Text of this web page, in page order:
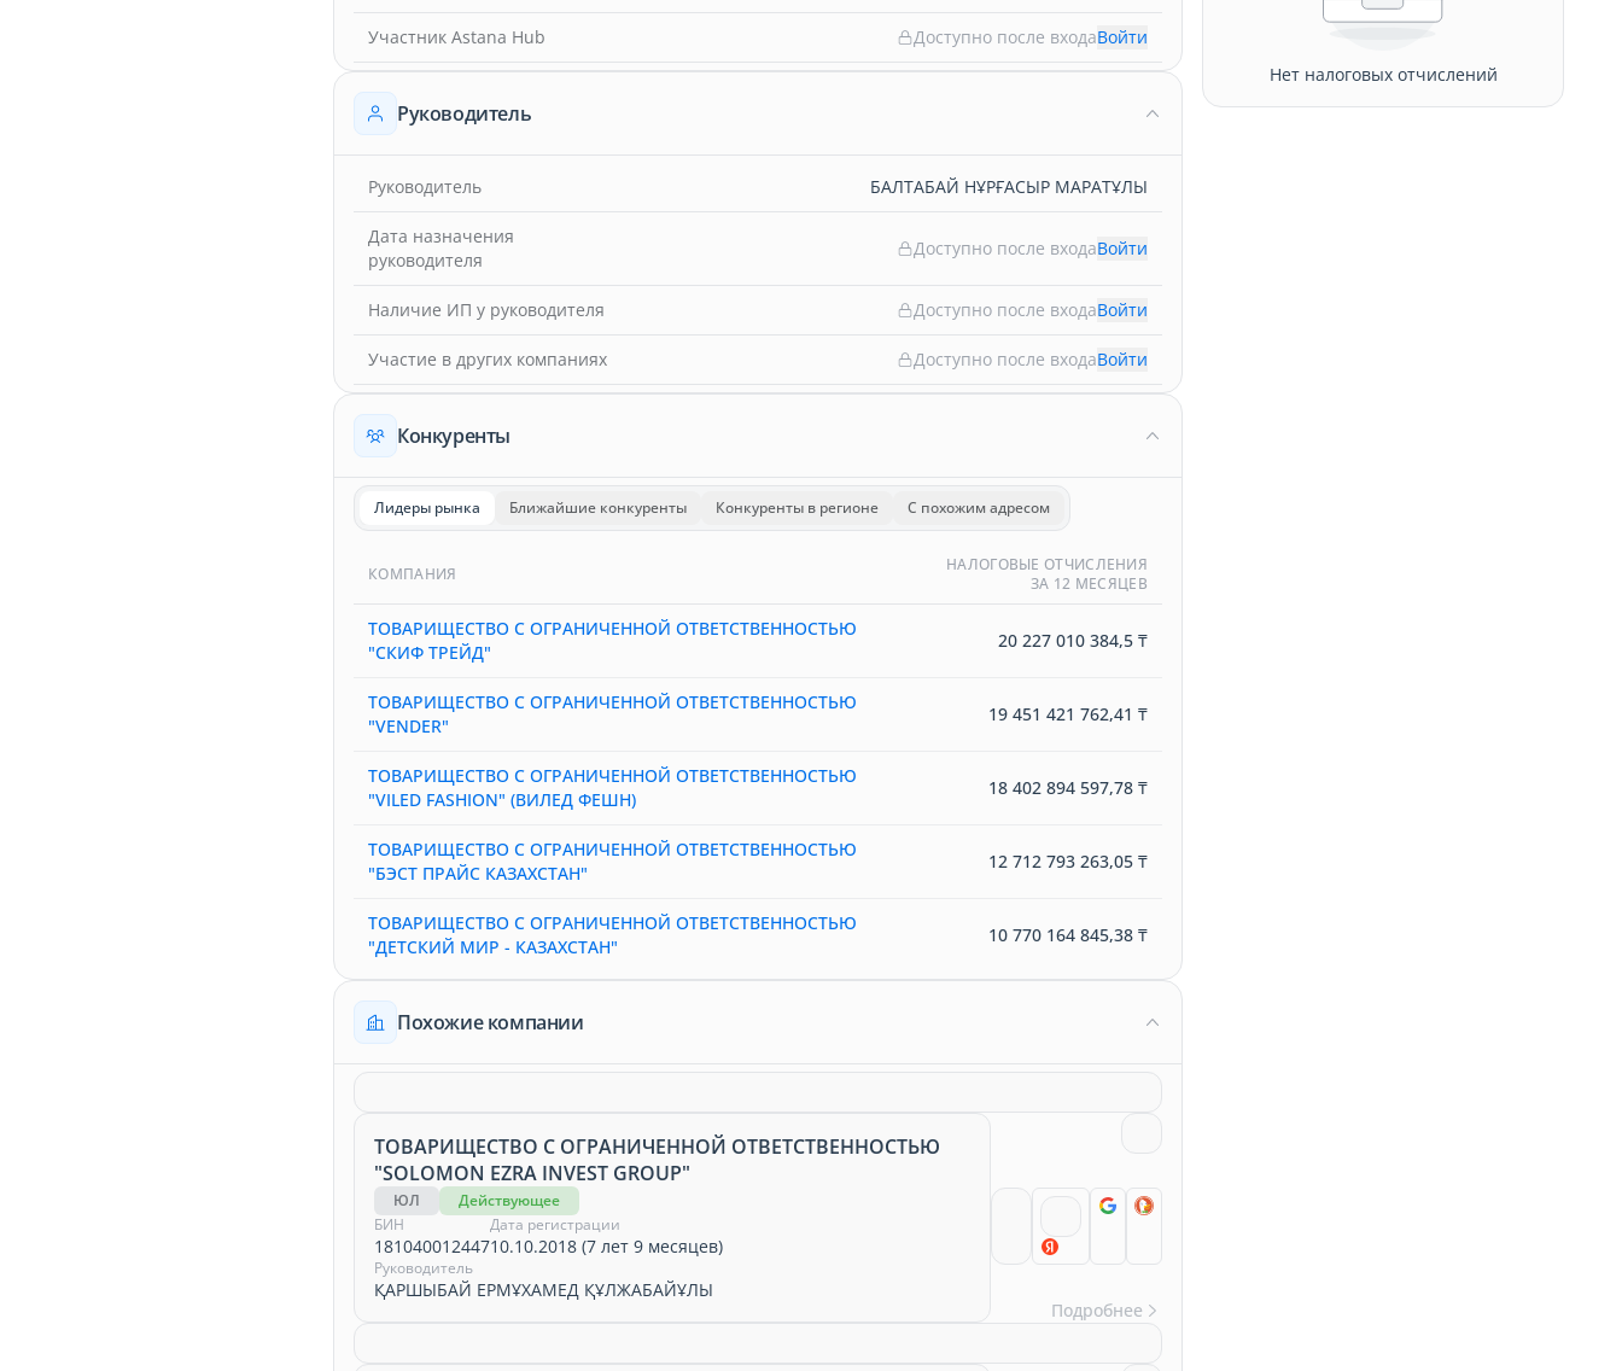
Участник Astana Hub Доступно после входаВойти
Руководитель
Руководитель БАЛТАБАЙ НҰРҒАСЫР МАРАТҰЛЫ
Дата назначения
руководителя
Доступно после входаВойти
Наличие ИП у руководителя Доступно после входаВойти
Участие в других компаниях Доступно после входаВойти
Конкуренты
Лидеры рынка Ближайшие конкуренты Конкуренты в регионе С похожим адресом
КОМПАНИЯ
НАЛОГОВЫЕ ОТЧИСЛЕНИЯ
ЗА 12 МЕСЯЦЕВ
ТОВАРИЩЕСТВО С ОГРАНИЧЕННОЙ ОТВЕТСТВЕННОСТЬЮ
"СКИФ ТРЕЙД"
20 227 010 384,5 ₸
ТОВАРИЩЕСТВО С ОГРАНИЧЕННОЙ ОТВЕТСТВЕННОСТЬЮ
"VENDER"
19 451 421 762,41 ₸
ТОВАРИЩЕСТВО С ОГРАНИЧЕННОЙ ОТВЕТСТВЕННОСТЬЮ
"VILED FASHION" (ВИЛЕД ФЕШН)
18 402 894 597,78 ₸
ТОВАРИЩЕСТВО С ОГРАНИЧЕННОЙ ОТВЕТСТВЕННОСТЬЮ
"БЭСТ ПРАЙС КАЗАХСТАН"
12 712 793 263,05 ₸
ТОВАРИЩЕСТВО С ОГРАНИЧЕННОЙ ОТВЕТСТВЕННОСТЬЮ
"ДЕТСКИЙ МИР - КАЗАХСТАН"
10 770 164 845,38 ₸
Похожие компании
ТОВАРИЩЕСТВО С ОГРАНИЧЕННОЙ ОТВЕТСТВЕННОСТЬЮ
"SOLOMON EZRA INVEST GROUP"
ЮЛ
Действующее
БИН
181040012447
Дата регистрации
10.10.2018 (7 лет 9 месяцев)
Руководитель
ҚАРШЫБАЙ ЕРМҰХАМЕД ҚҰЛЖАБАЙҰЛЫ
Подробнее
Нет налоговых отчислений